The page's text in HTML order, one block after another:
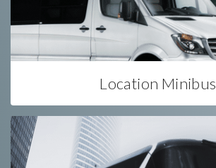
Location Minibus